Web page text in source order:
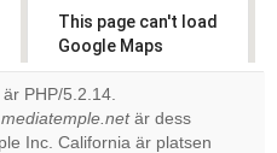
This page can't load
Google Maps
correctly.
Do you
own this
OK
PHP/5.2.14.
är dess
Inc. California är platsen